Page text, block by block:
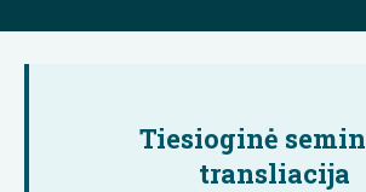
Tiesioginė
transliacija